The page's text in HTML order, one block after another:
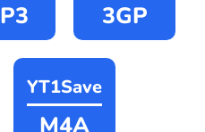
3GP
YT1Save
M4A